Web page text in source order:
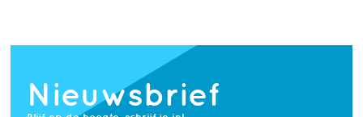
Nieuwsbrief